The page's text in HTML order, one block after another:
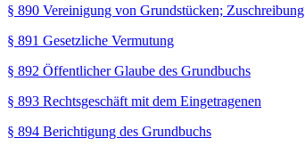
§ 890 Vereinigung von Grundstücken; Zuschreibung
§ 891 Gesetzliche Vermutung
§ 892 Öffentlicher Glaube des Grundbuchs
§ 893 Rechtsgeschäft mit dem Eingetragenen
§ 894 Berichtigung des Grundbuchs